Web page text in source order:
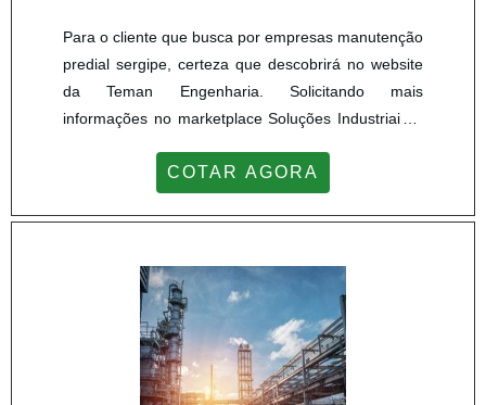
Para o cliente que busca por empresas manutenção
predial sergipe, certeza que descobrirá no website
da Teman Engenharia. Solicitando mais
informações no marketplace Soluções Industriais e
aqui! Quando o desejo é por empresas manutenção
Engenharia poderá encontrar proteção com
EMPRESAS MANUTENÇÃO PRED...
COTAR AGORA